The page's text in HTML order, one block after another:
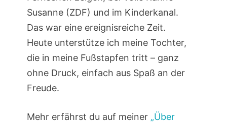
Susanne (ZDF) und im Kinderkanal.
Das war eine ereignisreiche Zeit.
Heute unterstütze ich meine Tochter,
die in meine Fußstapfen tritt – ganz
ohne Druck, einfach aus Spaß an der
Freude.
Mehr erfährst du auf meiner „Über